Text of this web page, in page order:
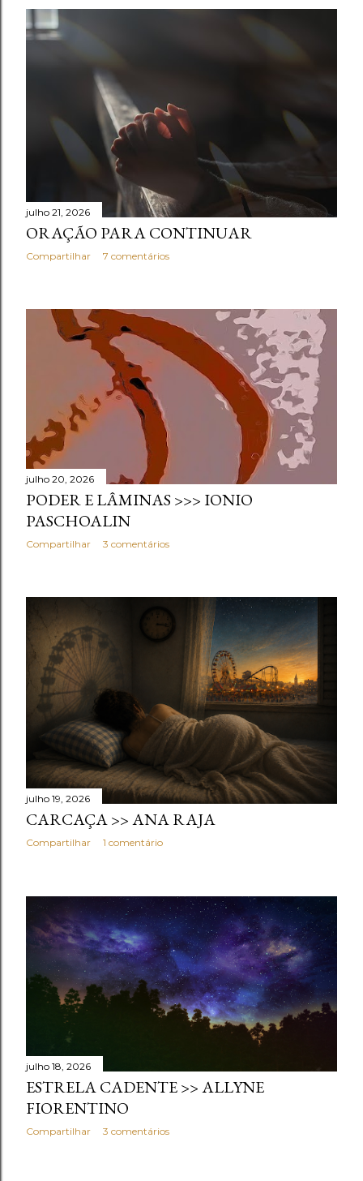
julho 21, 2026
ORAÇÃO PARA CONTINUAR
Compartilhar 7 comentários
julho 20, 2026
PODER E LÂMINAS >>> IONIO
PASCHOALIN
Compartilhar 3 comentários
julho 19, 2026
CARCAÇA >> ANA RAJA
Compartilhar 1 comentário
julho 18, 2026
ESTRELA CADENTE >> ALLYNE
FIORENTINO
Compartilhar 3 comentários